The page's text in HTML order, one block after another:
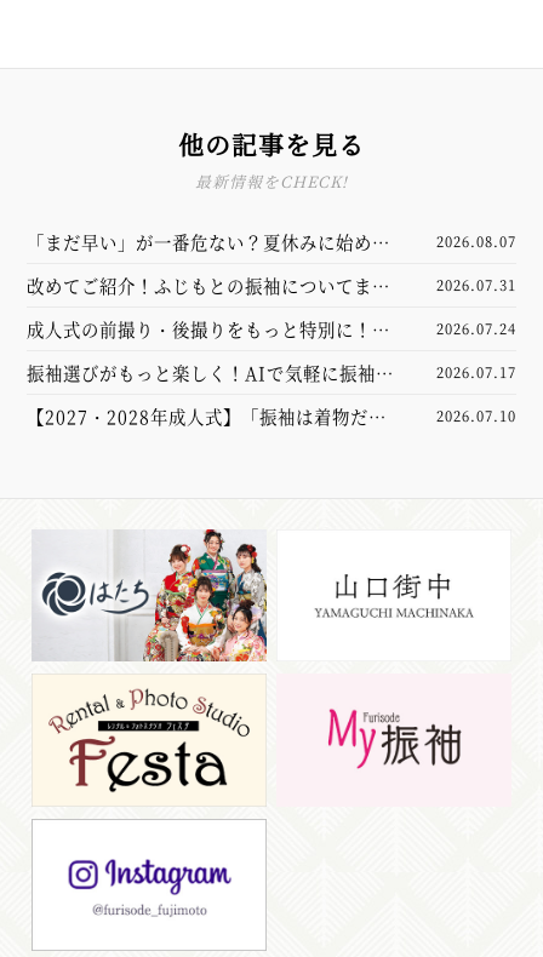
他の記事を見る
最新情報をCHECK!
「まだ早い」が一番危ない？夏休みに始める
振袖選び完全ガイド
2026.08.07
改めてご紹介！ふじもとの振袖についてまと
めました
2026.07.31
成人式の前撮り・後撮りをもっと特別に！新
しくなった撮影スタジオをご紹介
2026.07.24
振袖選びがもっと楽しく！AIで気軽に振袖試
着体験してみませんか？【山口市】
2026.07.17
【2027・2028年成人式】「振袖は着物だけ
2026.07.10